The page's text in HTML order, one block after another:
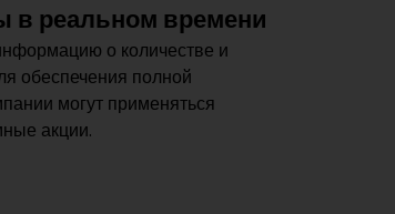
в реальном времени
о количестве и
обеспечения полной
могут применяться
акции.